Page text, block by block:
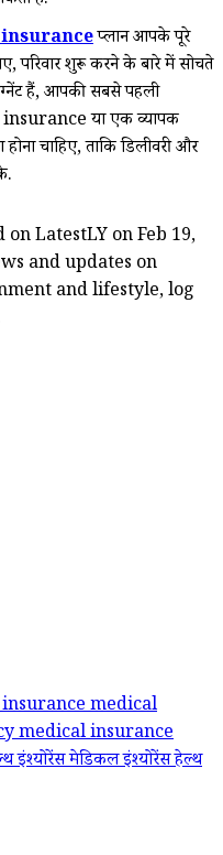
प्लान आपके पूरे
परिवार शुरू करने के बारे में सोचते
हैं, आपकी सबसे पहली
या एक व्यापक
चाहिए, ताकि डिलीवरी और
LatestLY on Feb 19,
and updates on
and lifestyle, log
medical
medical insurance
इंश्योरेंसमेडिकल इंश्योरेंसहेल्थ